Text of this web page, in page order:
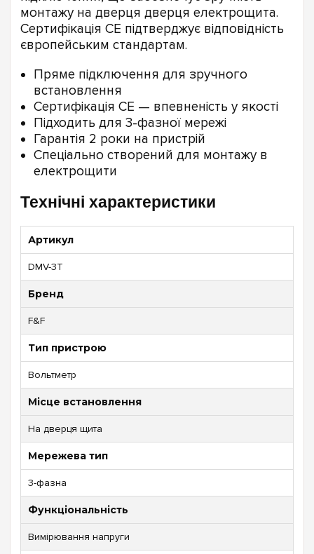
монтажу на дверця дверця електрощита.
Сертифікація CE підтверджує відповідність
європейським стандартам.
Пряме підключення для зручного
встановлення
Сертифікація CE — впевненість у якості
Підходить для 3-фазної мережі
Гарантія 2 роки на пристрій
Спеціально створений для монтажу в
електрощити
Технічні характеристики
Артикул
DMV-3T
Бренд
F&F
Тип пристрою
Вольтметр
Місце встановлення
На дверця щита
Мережева тип
3-фазна
Функціональність
Вимірювання напруги